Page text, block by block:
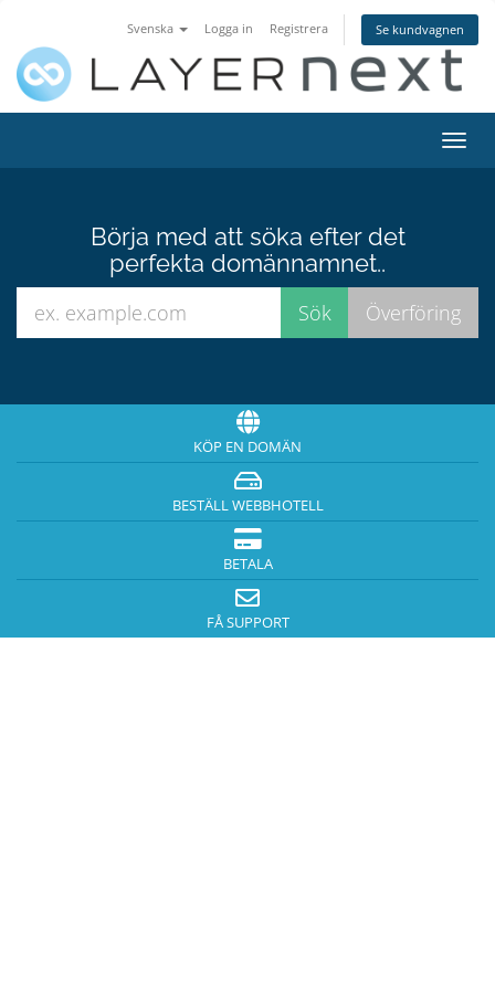
Svenska Logga in Registrera Se kundvagnen
Växla
Börja med att söka efter det
perfekta domännamnet..
KÖP EN DOMÄN
BESTÄLL WEBBHOTELL
BETALA
FÅ SUPPORT